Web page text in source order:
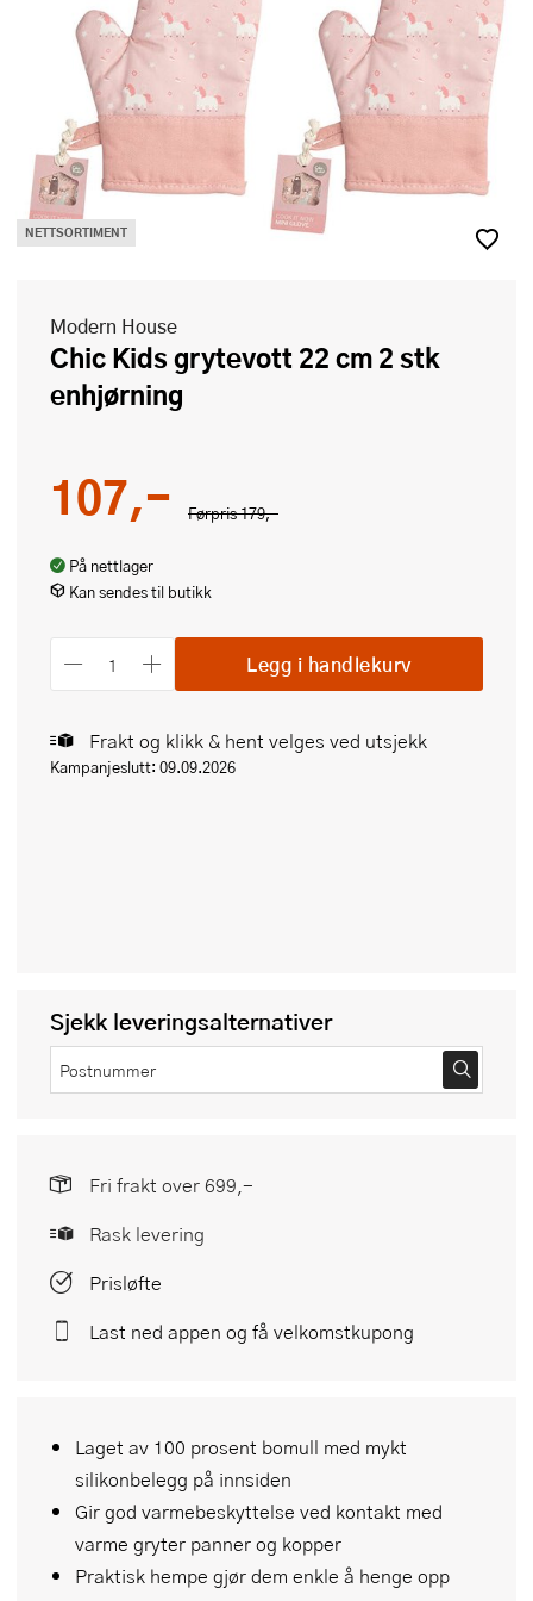
NETTSORTIMENT
Modern House
Chic Kids grytevott 22 cm 2 stk
enhjørning
Førpris179,-
107,-
På nettlager
Kan sendes til butikk
Legg i handlekurv
Frakt og klikk & hent velges ved utsjekk
Kampanjeslutt: 09.09.2026
Laget av 100 prosent bomull med mykt
silikonbelegg på innsiden
Gir god varmebeskyttelse ved kontakt med
varme gryter panner og kopper
Praktisk hempe gjør dem enkle å henge opp
Sjekk leveringsalternativer
Fri frakt over 699,-
Rask levering
Prisløfte
Last ned appen og få velkomstkupong